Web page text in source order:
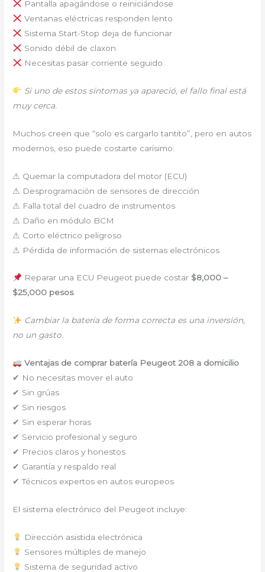
Pantalla apagándose o reiniciándose
Ventanas eléctricas responden lento
Sistema Start-Stop deja de funcionar
Sonido débil de claxon
Necesitas pasar corriente seguido
Si uno de estos síntomas ya apareció, el fallo final está
muy cerca.
Muchos creen que “solo es cargarlo tantito”, pero en autos
modernos, eso puede costarte carísimo:
⚠ Quemar la computadora del motor (ECU)
⚠ Desprogramación de sensores de dirección
⚠ Falla total del cuadro de instrumentos
⚠ Daño en módulo BCM
⚠ Corto eléctrico peligroso
⚠ Pérdida de información de sistemas electrónicos
Reparar una ECU Peugeot puede costar $8,000 –
$25,000 pesos.
Cambiar la batería de forma correcta es una inversión,
no un gasto.
Ventajas de comprar batería Peugeot 208 a domicilio
✔ No necesitas mover el auto
✔ Sin grúas
✔ Sin riesgos
✔ Sin esperar horas
✔ Servicio profesional y seguro
✔ Precios claros y honestos
✔ Garantía y respaldo real
✔ Técnicos expertos en autos europeos
El sistema electrónico del Peugeot incluye:
Dirección asistida electrónica
Sensores múltiples de manejo
Sistema de seguridad activo